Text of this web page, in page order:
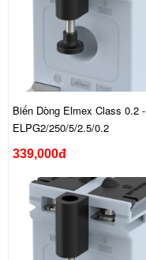
Biến Dòng Elmex Class 0.2 -
ELPG2/250/5/2.5/0.2
339,000đ